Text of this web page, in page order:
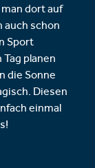
dort auf
auch schon
Sport
planen
die Sonne
Diesen
einmal